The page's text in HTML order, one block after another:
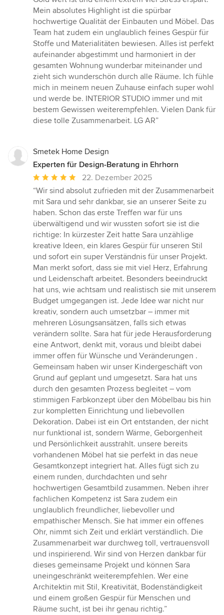
Mein absolutes Highlight ist die spürbar
hochwertige Qualität der Einbauten und Möbel. Das
Team hat zudem ein unglaublich feines Gespür für
Stoffe und Materialitäten bewiesen. Alles ist perfekt
aufeinander abgestimmt und harmoniert in der
gesamten Wohnung wunderbar miteinander und
zieht sich wunderschön durch alle Räume. Ich fühle
mich in meinem neuen Zuhause einfach super wohl
und werde be. INTERIOR STUDIO immer und mit
bestem Gewissen weiterempfehlen. Vielen Dank für
diese tolle Zusammenarbeit. LG AR”
Smetek Home Design
Experten für Design-Beratung in Ehrhorn
Durchschnittliche
Bewertung:
5
von
5
Sternen
22. Dezember 2025
“Wir sind absolut zufrieden mit der Zusammenarbeit
mit Sara und sehr dankbar, sie an unserer Seite zu
haben. Schon das erste Treffen war für uns
überwältigend und wir wussten sofort sie ist die
richtige: In kürzester Zeit hatte Sara unzählige
kreative Ideen, ein klares Gespür für unseren Stil
und sofort ein super Verständnis für unser Projekt.
Man merkt sofort, dass sie mit viel Herz, Erfahrung
und Leidenschaft arbeitet. Besonders beeindruckt
hat uns, wie achtsam und realistisch sie mit unserem
Budget umgegangen ist. Jede Idee war nicht nur
kreativ, sondern auch umsetzbar – immer mit
mehreren Lösungsansätzen, falls sich etwas
verändern sollte. Sara hat für jede Herausforderung
eine Antwort, denkt mit, voraus und bleibt dabei
immer offen für Wünsche und Veränderungen .
Gemeinsam haben wir unser Kindergeschäft von
Grund auf geplant und umgesetzt. Sara hat uns
durch den gesamten Prozess begleitet – vom
stimmigen Farbkonzept über den Möbelbau bis hin
zur kompletten Einrichtung und liebevollen
Dekoration. Dabei ist ein Ort entstanden, der nicht
nur funktional ist, sondern Wärme, Geborgenheit
und Persönlichkeit ausstrahlt. unsere bereits
vorhandenen Möbel hat sie perfekt in das neue
Gesamtkonzept integriert hat. Alles fügt sich zu
einem runden, durchdachten und sehr
hochwertigen Gesamtbild zusammen. Neben ihrer
fachlichen Kompetenz ist Sara zudem ein
unglaublich freundlicher, liebevoller und
empathischer Mensch. Sie hat immer ein offenes
Ohr, nimmt sich Zeit und erklärt verständlich. Die
Zusammenarbeit war durchweg toll, vertrauensvoll
und inspirierend. Wir sind von Herzen dankbar für
dieses gemeinsame Projekt und können Sara
uneingeschränkt weiterempfehlen. Wer eine
Architektin mit Stil, Kreativität, Bodenständigkeit
und einem großen Gespür für Menschen und
Räume sucht, ist bei ihr genau richtig.”